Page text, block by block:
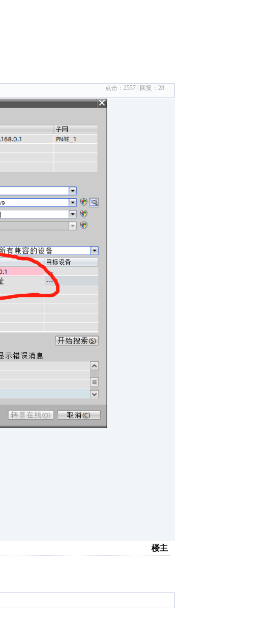
点击： 2557 | 回复： 28
楼主